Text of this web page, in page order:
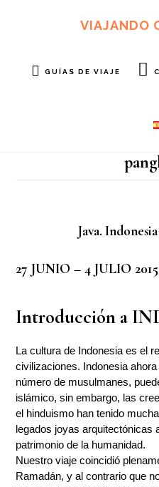
VIAJANDO
GUÍAS DE VIAJE
Java.
27 JUNIO – 4 JULIO 2015
Introducción a
La cultura de Indonesia es el
civilizaciones. Indonesia
número de musulmanes,
islámico, sin embargo, las
el hinduismo han tenido
legados joyas arquitectónicas
patrimonio de la humanidad.
Nuestro viaje coincidió
Ramadán, y al contrario que